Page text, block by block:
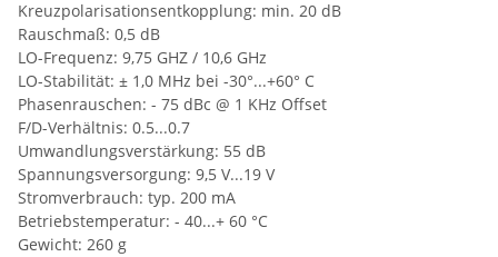
Kreuzpolarisationsentkopplung: min. 20 dB
Rauschmaß: 0,5 dB
LO-Frequenz: 9,75 GHZ / 10,6 GHz
LO-Stabilität: ± 1,0 MHz bei -30°...+60° C
Phasenrauschen: - 75 dBc @ 1 KHz Offset
F/D-Verhältnis: 0.5...0.7
Umwandlungsverstärkung: 55 dB
Spannungsversorgung: 9,5 V...19 V
Stromverbrauch: typ. 200 mA
Betriebstemperatur: - 40...+ 60 °C
Gewicht: 260 g